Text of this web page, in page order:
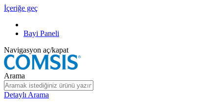
İçeriğe geç
Bayi Paneli
Navigasyon aç/kapat
Arama
Detaylı Arama